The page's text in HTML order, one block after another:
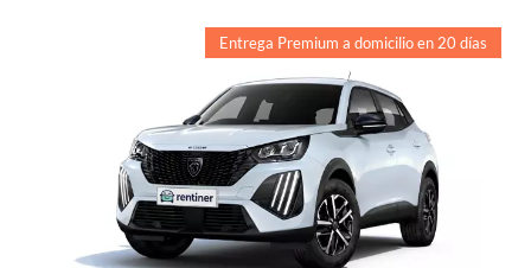
Entrega Premium a domicilio en 20 días